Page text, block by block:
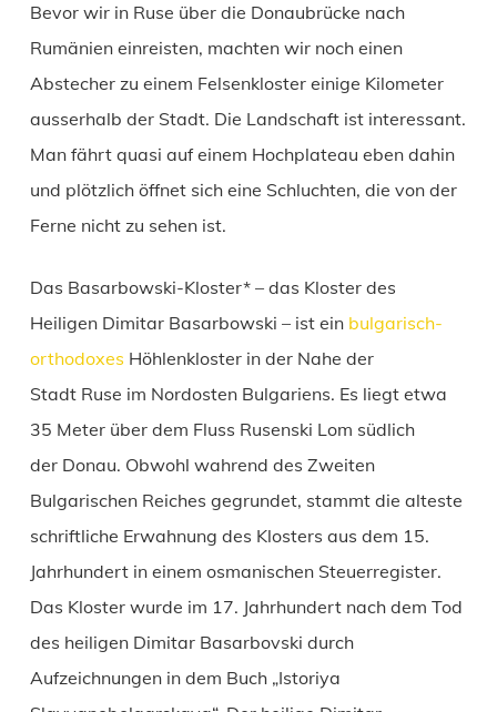
Bevor wir in Ruse über die Donaubrücke nach
Rumänien einreisten, machten wir noch einen
Abstecher zu einem Felsenkloster einige Kilometer
ausserhalb der Stadt. Die Landschaft ist interessant.
Man fährt quasi auf einem Hochplateau eben dahin
und plötzlich öffnet sich eine Schluchten, die von der
Ferne nicht zu sehen ist.
Das Basarbowski-Kloster* – das Kloster des
Heiligen Dimitar Basarbowski – ist ein bulgarisch-
orthodoxes Höhlenkloster in der Nahe der
Stadt Ruse im Nordosten Bulgariens. Es liegt etwa
35 Meter über dem Fluss Rusenski Lom südlich
der Donau. Obwohl wahrend des Zweiten
Bulgarischen Reiches gegrundet, stammt die alteste
schriftliche Erwahnung des Klosters aus dem 15.
Jahrhundert in einem osmanischen Steuerregister.
Das Kloster wurde im 17. Jahrhundert nach dem Tod
des heiligen Dimitar Basarbovski durch
Aufzeichnungen in dem Buch „Istoriya